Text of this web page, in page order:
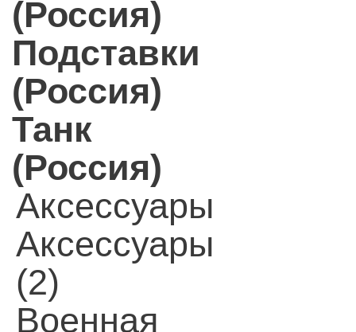
(Россия)
Подставки
(Россия)
Танк
(Россия)
Аксессуары
Аксессуары
(2)
Военная